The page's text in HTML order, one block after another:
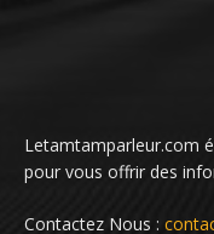
Letamtamparleur.com
pour vous offrir des
Contactez Nous :